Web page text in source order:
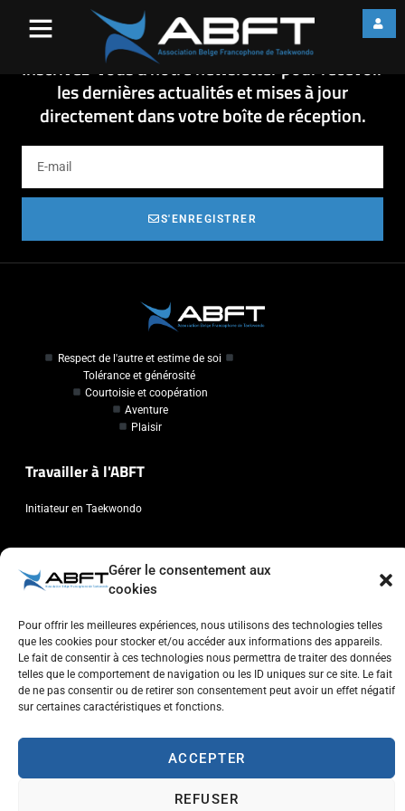
Gérer le consentement aux
cookies
Pour offrir les meilleures expériences, nous utilisons des technologies telles
que les cookies pour stocker et/ou accéder aux informations des appareils.
Le fait de consentir à ces technologies nous permettra de traiter des données
telles que le comportement de navigation ou les ID uniques sur ce site. Le fait
de ne pas consentir ou de retirer son consentement peut avoir un effet négatif
sur certaines caractéristiques et fonctions.
ACCEPTER
REFUSER
ordre_de_passage
Inscrivez-vous à notre newsletter pour recevoir
les dernières actualités et mises à jour
directement dans votre boîte de réception.
S'ENREGISTRER
Respect de l'autre et estime de soi
Tolérance et générosité
Courtoisie et coopération
Aventure
Plaisir
Travailler à l'ABFT
Initiateur en Taekwondo
Contact
Association Belge Francophone de Taekwondo
info@abft.be
+32 (0)2 347 34 77
Copyright © 2023 ABFT.BE – Tous droits réservés